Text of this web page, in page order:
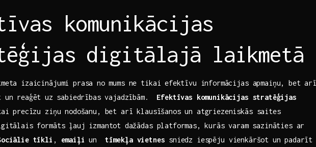
‍komunikācijas
digitālajā⁣ laikmetā
izaicinājumi prasa no⁤ mums ne tikai ⁢efektīvu informācijas apmaiņu, bet arī
un​ reaģēt⁤ uz ⁢sabiedrības vajadzībām.
Efektīvas komunikācijas stratēģijas
precīzu ziņu nodošanu, bet arī klausīšanos un atgriezeniskās saites⁣
formāts ļauj izmantot⁤ dažādas platformas,⁢ kurās varam ⁣sazināties ar
tīkli , emaiļi un ​ tīmekļa vietnes ⁣sniedz iespēju vienkāršot un⁤ padarīt